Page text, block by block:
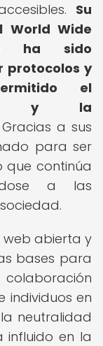
Su
World Wide
ha sido
protocolos y
el
y la
Gracias a sus
para ser
que continúa
a las
web abierta y
bases para
individuos en
neutralidad
en la